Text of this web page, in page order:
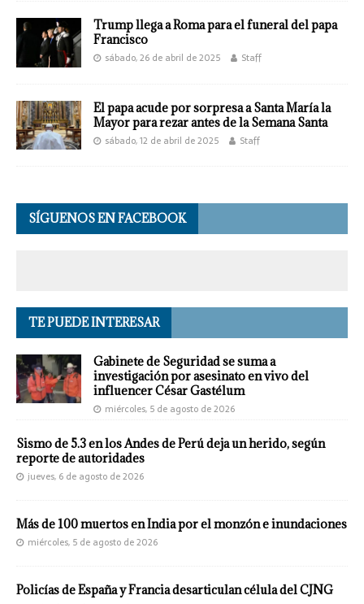
Trump llega a Roma para el funeral del papa
Francisco
sábado, 26 de abril de 2025 Staff
El papa acude por sorpresa a Santa María la
Mayor para rezar antes de la Semana Santa
sábado, 12 de abril de 2025 Staff
SÍGUENOS EN FACEBOOK
TE PUEDE INTERESAR
Gabinete de Seguridad se suma a
investigación por asesinato en vivo del
influencer César Gastélum
miércoles, 5 de agosto de 2026
Sismo de 5.3 en los Andes de Perú deja un herido, según
reporte de autoridades
jueves, 6 de agosto de 2026
Más de 100 muertos en India por el monzón e inundaciones
miércoles, 5 de agosto de 2026
Policías de España y Francia desarticulan célula del CJNG